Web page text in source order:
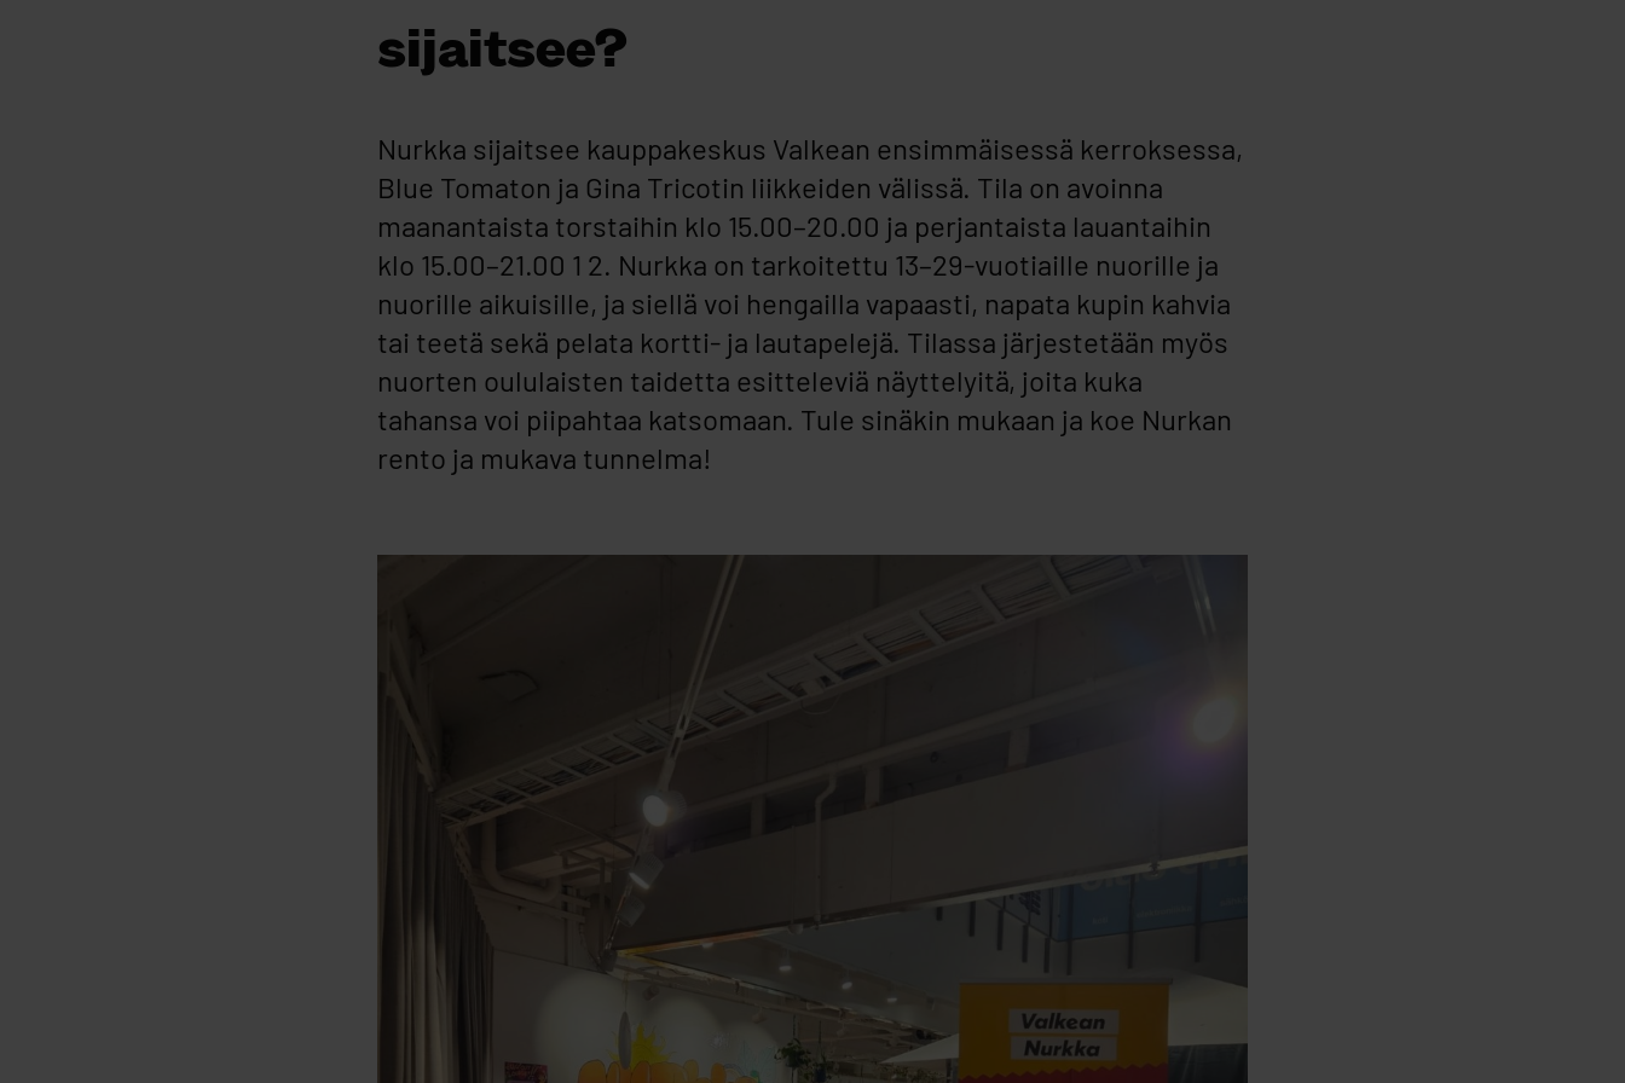
sijaitsee?
Nurkka sijaitsee kauppakeskus Valkean ensimmäisessä kerroksessa,
Blue Tomaton ja Gina Tricotin liikkeiden välissä. Tila on avoinna
maanantaista torstaihin klo 15.00–20.00 ja perjantaista lauantaihin
klo 15.00–21.00 1 2. Nurkka on tarkoitettu 13–29-vuotiaille nuorille ja
nuorille aikuisille, ja siellä voi hengailla vapaasti, napata kupin kahvia
tai teetä sekä pelata kortti- ja lautapelejä. Tilassa järjestetään myös
nuorten oululaisten taidetta esitteleviä näyttelyitä, joita kuka
tahansa voi piipahtaa katsomaan. Tule sinäkin mukaan ja koe Nurkan
rento ja mukava tunnelma!